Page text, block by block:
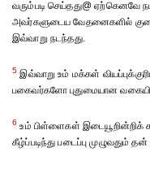
வரும்படி செய்தது@
அவர்களுடைய வேதனைகளில்
இவ்வாறு நடந்தது.
5 இவ்வாறு உம் மக்கள்
பகைவர்களோ புதுமையான
6 உம் பிள்ளைகள் இடையூறின்றிக்
கீழ்ப்படிந்து படைப்பு முழுவதும்